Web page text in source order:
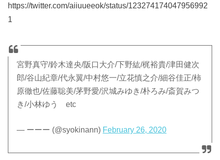
https://twitter.com/aiiuueeok/status/123274174047956992
1
宮野真守/鈴木達央/阪口大介/下野紘/梶裕貴/津田健次
郎/谷山紀章/代永翼/中村悠一/立花慎之介/細谷佳正/柿
原徹也/佐藤聡美/茅野愛/沢城みゆき/朴ろみ/斎賀みつ
き/小林ゆう etc
— ーーー (@syokinann) February 26, 2020